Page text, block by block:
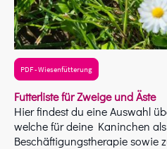
PDF - Wiesenfütterung
Futterliste für Zweige und Äste
Hier findest du eine Auswahl
welche für deine Kaninchen
Beschäftigungstherapie sowie